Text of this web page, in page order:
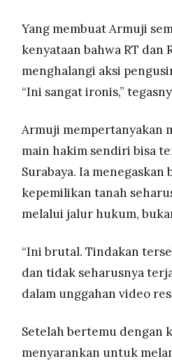
Yang membuat Armuji
kenyataan bahwa RT dan
menghalangi aksi
“Ini sangat ironis,”
Armuji mempertanyakan
main hakim sendiri bisa
Surabaya. Ia menegaskan
kepemilikan tanah
melalui jalur hukum,
“Ini brutal. Tindakan
dan tidak seharusnya
dalam unggahan video
Setelah bertemu dengan
menyarankan untuk